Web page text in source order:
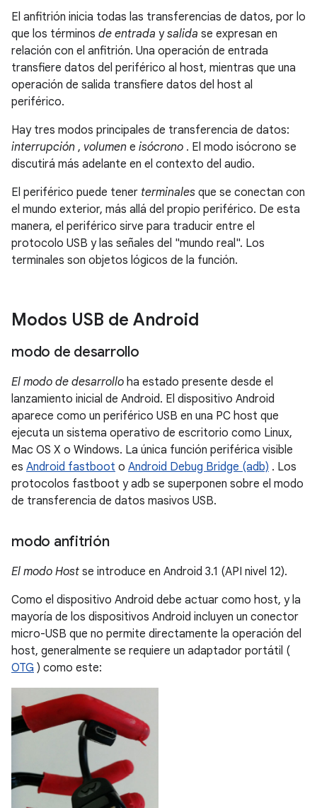
El anfitrión inicia todas las transferencias de datos, por lo
que los términos de entrada ysalida se expresan en
relación con el anfitrión. Una operación de entrada
transfiere datos del periférico al host, mientras que una
operación de salida transfiere datos del host al
periférico.
Hay tres modos principales de transferencia de datos:
interrupción , volumen e isócrono . El modo isócrono se
discutirá más adelante en el contexto del audio.
El periférico puede tener terminales que se conectan con
el mundo exterior, más allá del propio periférico. De esta
manera, el periférico sirve para traducir entre el
protocolo USB y las señales del "mundo real". Los
terminales son objetos lógicos de la función.
Modos USB de Android
modo de desarrollo
El modo de desarrollo ha estado presente desde el
lanzamiento inicial de Android. El dispositivo Android
aparece como un periférico USB en una PC host que
ejecuta un sistema operativo de escritorio como Linux,
Mac OS X o Windows. La única función periférica visible
es Android fastboot o Android Debug Bridge (adb) . Los
protocolos fastboot y adb se superponen sobre el modo
de transferencia de datos masivos USB.
modo anfitrión
El modo Host se introduce en Android 3.1 (API nivel 12).
Como el dispositivo Android debe actuar como host, y la
mayoría de los dispositivos Android incluyen un conector
micro-USB que no permite directamente la operación del
host, generalmente se requiere un adaptador portátil (
OTG ) como este: